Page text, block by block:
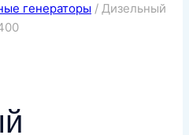
генераторы / Дизельный